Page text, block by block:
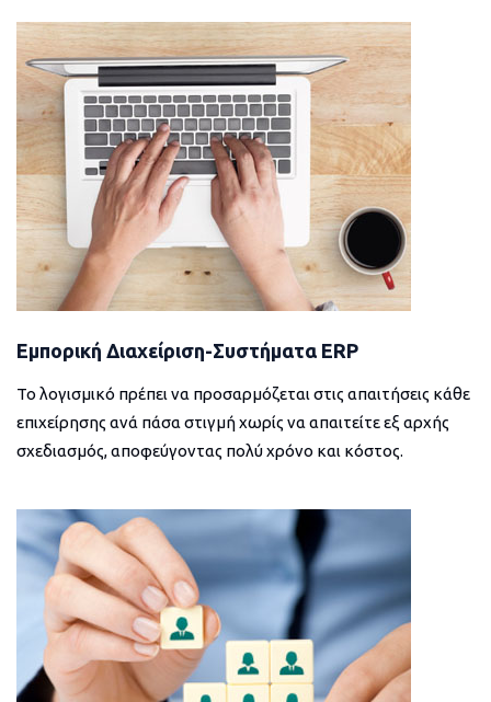
Εμπορική Διαχείριση-Συστήματα ERP
Το λογισμικό πρέπει να προσαρμόζεται στις απαιτήσεις κάθε
επιχείρησης ανά πάσα στιγμή χωρίς να απαιτείτε εξ αρχής
σχεδιασμός, αποφεύγοντας πολύ χρόνο και κόστος.